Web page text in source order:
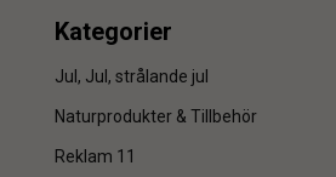
Kategorier
Jul, Jul, strålande jul
Naturprodukter & Tillbehör
Reklam 11